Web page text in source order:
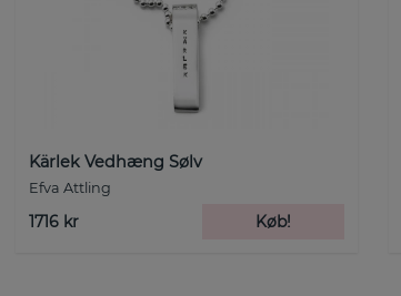
Kärlek Vedhæng Sølv
Efva Attling
1716 kr Køb!